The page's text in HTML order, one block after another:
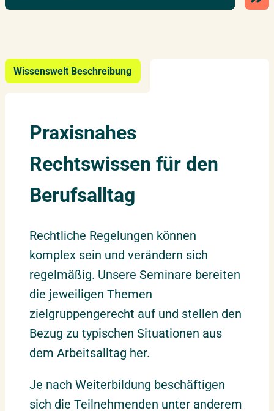
Wissenswelt Beschreibung
Praxisnahes
Rechtswissen für den
Berufsalltag
Rechtliche Regelungen können
komplex sein und verändern sich
regelmäßig. Unsere Seminare bereiten
die jeweiligen Themen
zielgruppengerecht auf und stellen den
Bezug zu typischen Situationen aus
dem Arbeitsalltag her.
Je nach Weiterbildung beschäftigen
sich die Teilnehmenden unter anderem